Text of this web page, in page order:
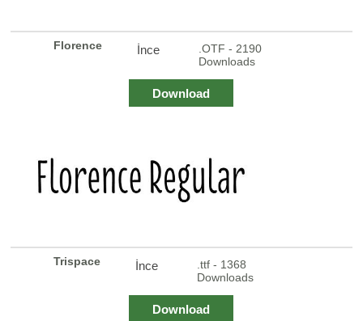
Florence İnce
.OTF - 2190
Downloads
Download
Trispace İnce
.ttf - 1368
Downloads
Download